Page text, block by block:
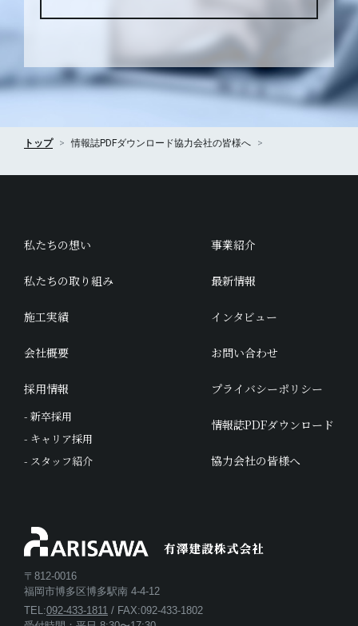
トップ 情報誌PDFダウンロード協力会社の皆様へ
私たちの想い
私たちの取り組み
施工実績
会社概要
採用情報
- 新卒採用
- キャリア採用
- スタッフ紹介
事業紹介
最新情報
インタビュー
お問い合わせ
プライバシーポリシー
情報誌PDFダウンロード
協力会社の皆様へ
〒812-0016
福岡市博多区博多駅南 4-4-12
TEL:092-433-1811 / FAX:092-433-1802